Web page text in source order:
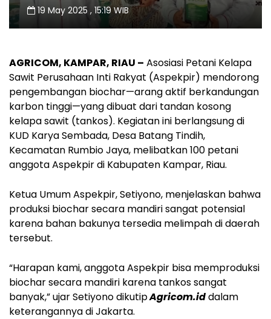
19 May 2025 , 15:19 WIB
AGRICOM, KAMPAR, RIAU – Asosiasi Petani Kelapa
Sawit Perusahaan Inti Rakyat (Aspekpir) mendorong
pengembangan biochar—arang aktif berkandungan
karbon tinggi—yang dibuat dari tandan kosong
kelapa sawit (tankos). Kegiatan ini berlangsung di
KUD Karya Sembada, Desa Batang Tindih,
Kecamatan Rumbio Jaya, melibatkan 100 petani
anggota Aspekpir di Kabupaten Kampar, Riau.
Ketua Umum Aspekpir, Setiyono, menjelaskan bahwa
produksi biochar secara mandiri sangat potensial
karena bahan bakunya tersedia melimpah di daerah
tersebut.
“Harapan kami, anggota Aspekpir bisa memproduksi
biochar secara mandiri karena tankos sangat
banyak,” ujar Setiyono dikutipAgricom.iddalam
keterangannya di Jakarta.